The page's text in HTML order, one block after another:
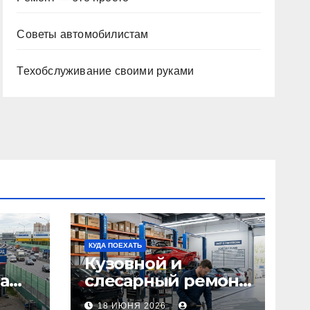
Советы автомобилистам
Техобслуживание своими руками
КУДА ПОЕХАТЬ
Кузовной и
слесарный ремонт
автомобилей:
18 ИЮНЯ 2026